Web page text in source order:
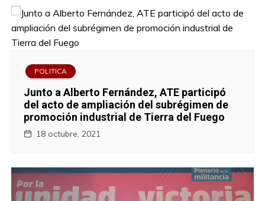
POLITICA
Junto a Alberto Fernández, ATE participó
del acto de ampliación del subrégimen de
promoción industrial de Tierra del Fuego
18 octubre, 2021